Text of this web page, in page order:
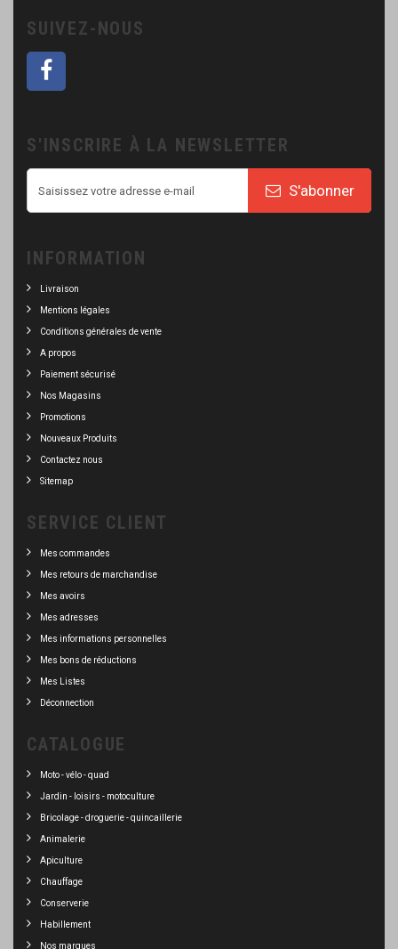
SUIVEZ-NOUS
S'INSCRIRE À LA NEWSLETTER
S'abonner
INFORMATION
Livraison
Mentions légales
Conditions générales de vente
A propos
Paiement sécurisé
Nos Magasins
Promotions
Nouveaux Produits
Contactez nous
Sitemap
SERVICE CLIENT
Mes commandes
Mes retours de marchandise
Mes avoirs
Mes adresses
Mes informations personnelles
Mes bons de réductions
Mes Listes
Déconnection
CATALOGUE
Moto - vélo - quad
Jardin - loisirs - motoculture
Bricolage - droguerie - quincaillerie
Animalerie
Apiculture
Chauffage
Conserverie
Habillement
Nos marques